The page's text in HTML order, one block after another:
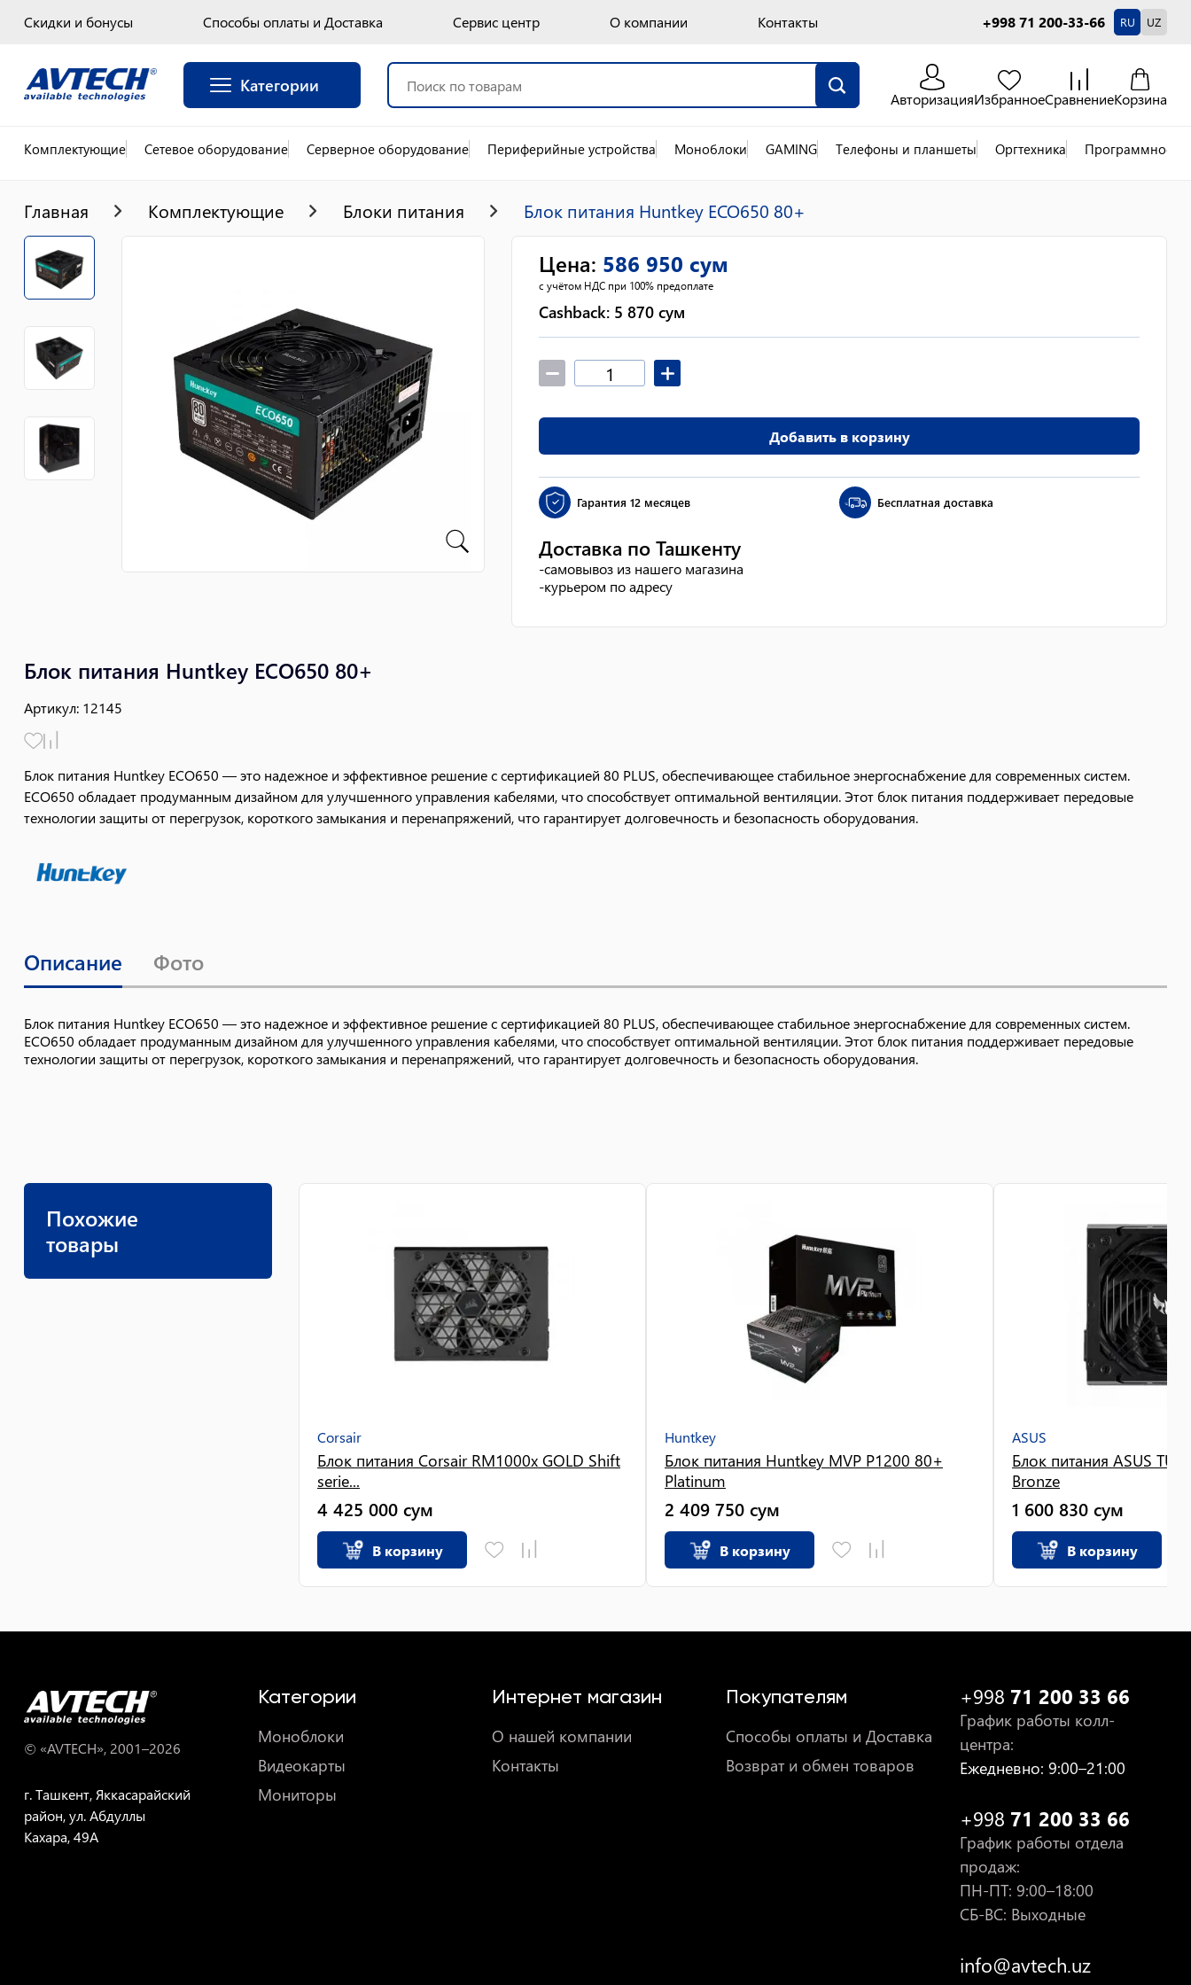
Скидки и бонусы Способы оплаты и Доставка Сервис центр О компании Контакты +998 71 200-33-66 RU UZ
Категории
АвторизацияИзбранноеСравнениеКорзина
Комплектующие Сетевое оборудование Серверное оборудование Периферийные устройства Моноблоки GAMING Телефоны и планшеты Оргтехника Программное
Главная Комплектующие Блоки питания Блок питания Huntkey ECO650 80+
Блок питания Huntkey ECO650 80+
Артикул: 12145
Блок питания Huntkey ECO650 — это надежное и эффективное решение с сертификацией 80 PLUS, обеспечивающее стабильное энергоснабжение для современных систем.
ECO650 обладает продуманным дизайном для улучшенного управления кабелями, что способствует оптимальной вентиляции. Этот блок питания поддерживает передовые
технологии защиты от перегрузок, короткого замыкания и перенапряжений, что гарантирует долговечность и безопасность оборудования.
Цена: 586 950 сум
с учётом НДС при 100% предоплате
Cashback: 5 870 сум
Добавить в корзину
Гарантия 12 месяцев Бесплатная доставка
Доставка по Ташкенту
-самовывоз из нашего магазина
-курьером по адресу
Описание Фото
Блок питания Huntkey ECO650 — это надежное и эффективное решение с сертификацией 80 PLUS, обеспечивающее стабильное энергоснабжение для современных систем.
ECO650 обладает продуманным дизайном для улучшенного управления кабелями, что способствует оптимальной вентиляции. Этот блок питания поддерживает передовые
технологии защиты от перегрузок, короткого замыкания и перенапряжений, что гарантирует долговечность и безопасность оборудования.
Похожие
товары
Corsair
Блок питания Corsair RM1000x GOLD Shift
serie...
4 425 000 сум
В корзину
Huntkey
Блок питания Huntkey MVP P1200 80+
Platinum
2 409 750 сум
В корзину
ASUS
Блок питания ASUS
Bronze
1 600 830 сум
В корзину
© «AVTECH», 2001–2026
г. Ташкент, Яккасарайский
район, ул. Абдуллы
Кахара, 49A
Категории
Моноблоки
Видеокарты
Мониторы
Интернет магазин
О нашей компании
Контакты
Покупателям
Способы оплаты и Доставка
Возврат и обмен товаров
+998 71 200 33 66
График работы колл-
центра:
Ежедневно: 9:00–21:00
+998 71 200 33 66
График работы отдела
продаж:
ПН-ПТ: 9:00–18:00
СБ-ВС: Выходные
info@avtech.uz